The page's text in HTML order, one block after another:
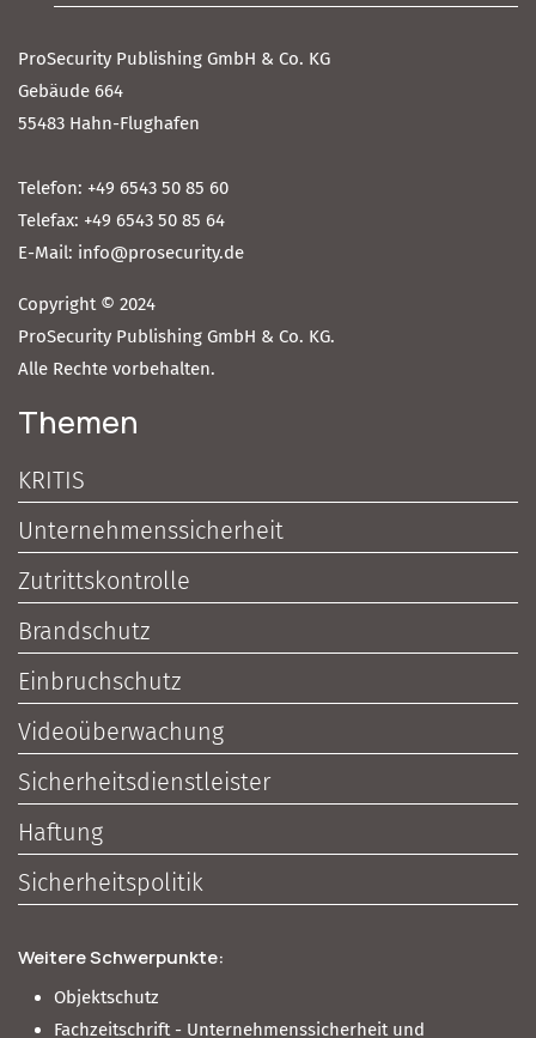
ProSecurity Publishing GmbH & Co. KG
Gebäude 664
55483 Hahn-Flughafen
Telefon: +49 6543 50 85 60
Telefax: +49 6543 50 85 64
E-Mail: info@prosecurity.de
Copyright © 2024
ProSecurity Publishing GmbH & Co. KG.
Alle Rechte vorbehalten.
Themen
KRITIS
Unternehmenssicherheit
Zutrittskontrolle
Brandschutz
Einbruchschutz
Videoüberwachung
Sicherheitsdienstleister
Haftung
Sicherheitspolitik
Weitere Schwerpunkte:
Objektschutz
Fachzeitschrift - Unternehmenssicherheit und